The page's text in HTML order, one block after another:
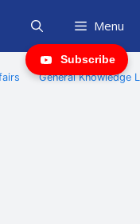
Menu
General Knowledge
Subscribe